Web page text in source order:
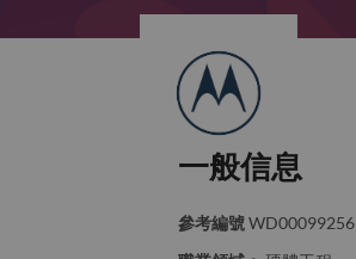
一般信息
參考編號 WD00099256